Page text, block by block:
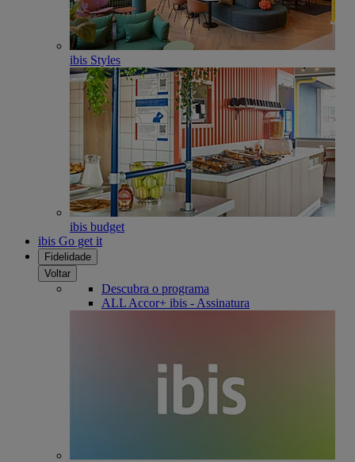
ibis Styles
ibis budget
ibis Go get it
Fidelidade
Voltar
Descubra o programa
ALL Accor+ ibis - Assinatura